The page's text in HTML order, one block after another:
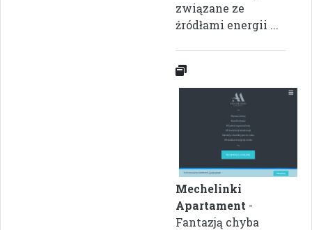
związane ze
źródłami energii ...
Mechelinki
Apartament -
Fantazją chyba